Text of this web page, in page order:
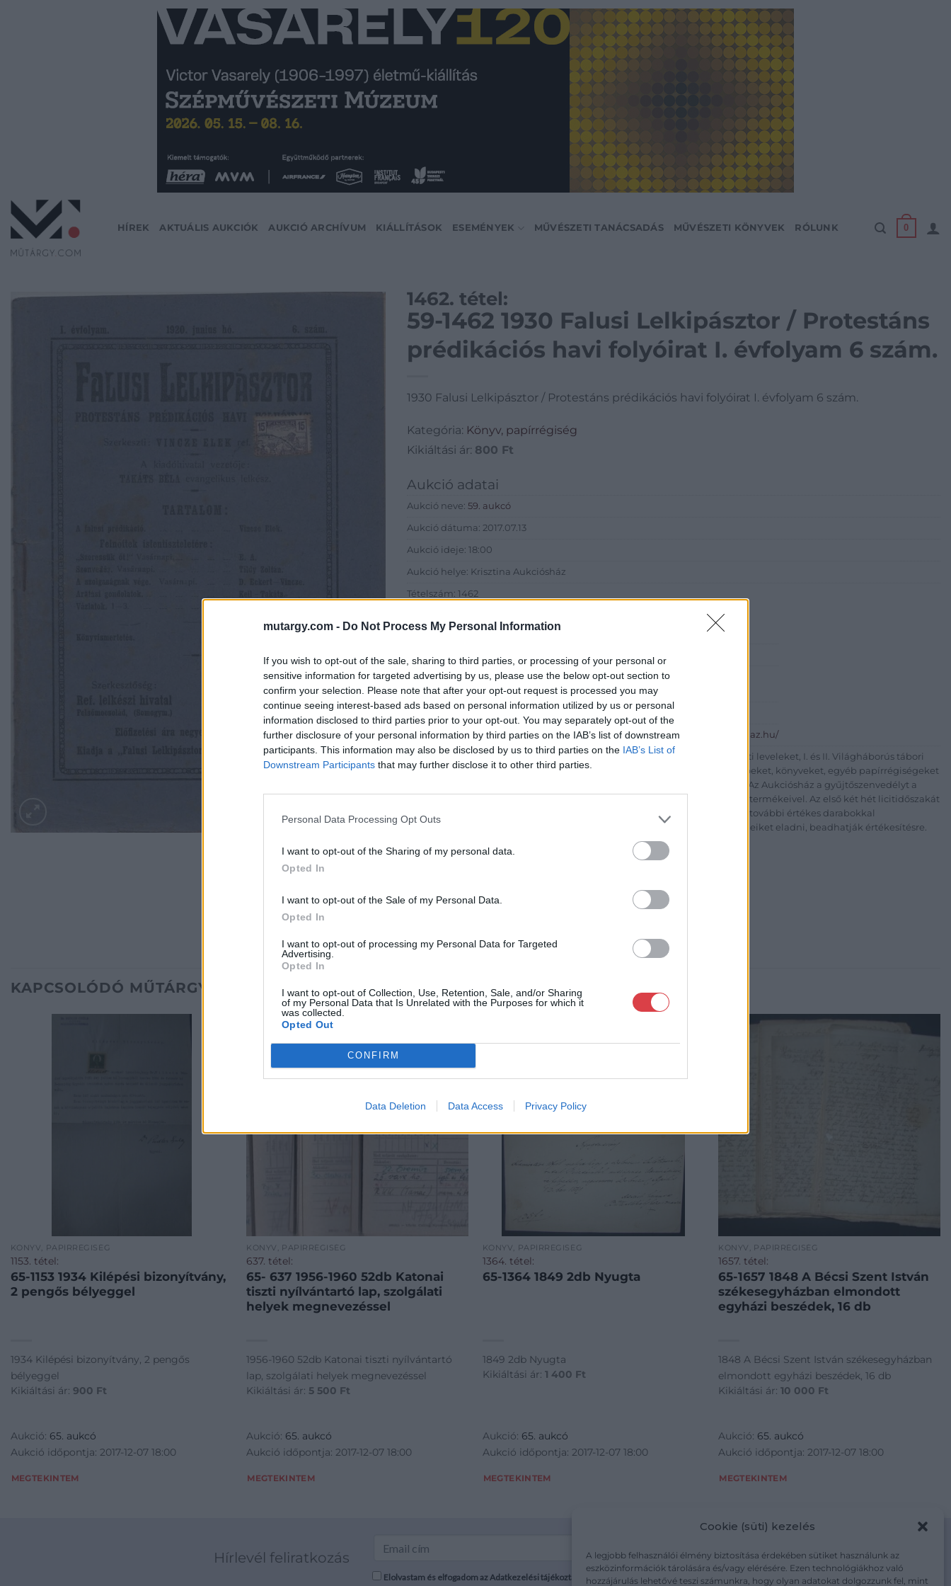
mutargy.com - Do Not Process My Personal Information
If you wish to opt-out of the sale, sharing to third parties, or processing of your personal or
sensitive information for targeted advertising by us, please use the below opt-out section to
confirm your selection. Please note that after your opt-out request is processed you may
continue seeing interest-based ads based on personal information utilized by us or personal
information disclosed to third parties prior to your opt-out. You may separately opt-out of the
further disclosure of your personal information by third parties on the IAB’s list of downstream
participants. This information may also be disclosed by us to third parties on the IAB’s List of
Downstream Participants that may further disclose it to other third parties.
Personal Data Processing Opt Outs
I want to opt-out of the Sharing of my personal data.
Opted In
I want to opt-out of the Sale of my Personal Data.
Opted In
I want to opt-out of processing my Personal Data for Targeted
Advertising.
Opted In
I want to opt-out of Collection, Use, Retention, Sale, and/or Sharing
of my Personal Data that Is Unrelated with the Purposes for which it
was collected.
Opted Out
CONFIRM
Data Deletion Data Access Privacy Policy
Cookie (süti) kezelés
A legjobb felhasználói élmény biztosítása érdekében sütiket használunk az
eszközinformációk tárolására és/vagy elérésére. Ezen technológiákhoz való
hozzájárulás lehetővé teszi számunkra, hogy olyan adatokat dolgozzunk fel, mint
HÍREK AKTUÁLIS AUKCIÓK AUKCIÓ ARCHÍVUM KIÁLLÍTÁSOK ESEMÉNYEK MŰVÉSZETI TANÁCSADÁS MŰVÉSZETI KÖNYVEK RÓLUNK 0
1462. tétel:
59-1462 1930 Falusi Lelkipásztor / Protestáns
prédikációs havi folyóirat I. évfolyam 6 szám.
1930 Falusi Lelkipásztor / Protestáns prédikációs havi folyóirat I. évfolyam 6 szám.
Kategória: Könyv, papírrégiség
Kikiáltási ár: 800 Ft
Aukció adatai
Aukció neve: 59. aukcó
Aukció dátuma: 2017.07.13
Aukció ideje: 18:00
Aukció helye: Krisztina Aukciósház
Tételszám: 1462
Eladó adatai
Cím: Tóthné Vad Eszter
8346 Gógánfa Vasút utca 36
Telefon: 30-9136069
Weboldal:http://www.krisztinaaukcioshaz.hu/
Bemutatkozás: A Krisztina Aukciósház régi dokumentumokat, bélyeg előtti leveleket, I. és II. Világháborús tábori
postaküldeményeket, képeslapokat, levélborítékokat, fényképeket, térképeket, könyveket, egyéb papírrégiségeket
kínál a történelem szerelmeseinek, gyűjtőknek és minden érdeklődőnek. Az Aukciósház a gyűjtőszenvedélyt a
licitálás izgalmával ötvözve három hetente induló aukciókon jelenik meg termékeivel. Az első két hét licitidőszakát
követően további egy hétig fix áron kínálja termékeit, hogy az érdeklődők további értékes darabokkal
gazdagodhassanak. Akik nem vásárolni szeretnének, hanem papírrégiségeiket eladni, beadhatják értékesítésre.
GALÉRIA TOVÁBBI MŰTÁRGYAI
KAPCSOLÓDÓ MŰTÁRGYAK
KÖNYV, PAPÍRRÉGISÉG
1153. tétel:
65-1153 1934 Kilépési bizonyítvány,
2 pengős bélyeggel
1934 Kilépési bizonyítvány, 2 pengős
bélyeggel
Kikiáltási ár: 900 Ft
Aukció: 65. aukcó
Aukció időpontja: 2017-12-07 18:00
MEGTEKINTEM
KÖNYV, PAPÍRRÉGISÉG
637. tétel:
65- 637 1956-1960 52db Katonai
tiszti nyílvántartó lap, szolgálati
helyek megnevezéssel
1956-1960 52db Katonai tiszti nyílvántartó
lap, szolgálati helyek megnevezéssel
Kikiáltási ár: 5 500 Ft
Aukció: 65. aukcó
Aukció időpontja: 2017-12-07 18:00
MEGTEKINTEM
KÖNYV, PAPÍRRÉGISÉG
1364. tétel:
65-1364 1849 2db Nyugta
1849 2db Nyugta
Kikiáltási ár: 1 400 Ft
Aukció: 65. aukcó
Aukció időpontja: 2017-12-07 18:00
MEGTEKINTEM
KÖNYV, PAPÍRRÉGISÉG
1657. tétel:
65-1657 1848 A Bécsi Szent István
székesegyházban elmondott
egyházi beszédek, 16 db
1848 A Bécsi Szent István székesegyházban
elmondott egyházi beszédek, 16 db
Kikiáltási ár:10 000 Ft
Aukció: 65. aukcó
Aukció időpontja: 2017-12-07 18:00
MEGTEKINTEM
Hírlevél feliratkozás
Elolvastam és elfogadom az Adatkezelési tájékoztatót: mutargy.com/adatkezelesi-tajekoztato/